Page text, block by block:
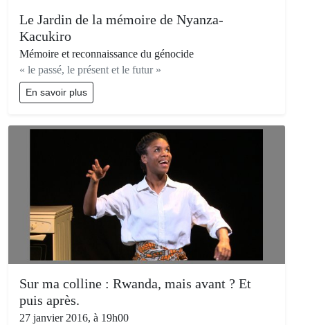
Le Jardin de la mémoire de Nyanza-
Kacukiro
Mémoire et reconnaissance du génocide
« le passé, le présent et le futur »
En savoir plus
Sur ma colline : Rwanda, mais avant ? Et
puis après.
27 janvier 2016, à 19h00